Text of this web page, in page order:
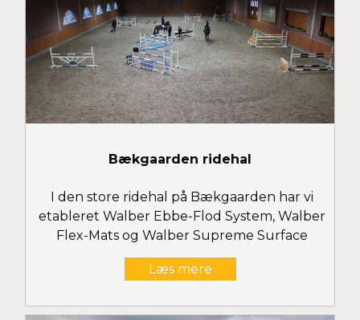
Bækgaarden ridehal
I den store ridehal på Bækgaarden har vi
etableret Walber Ebbe-Flod System, Walber
Flex-Mats og Walber Supreme Surface
Læs mere